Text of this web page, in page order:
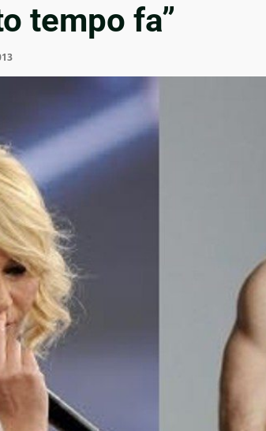
tempo fa”